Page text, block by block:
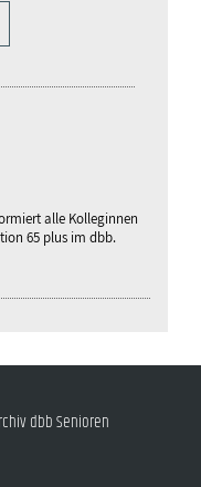
alle Kolleginnen
65 plus im dbb.
dbb Senioren